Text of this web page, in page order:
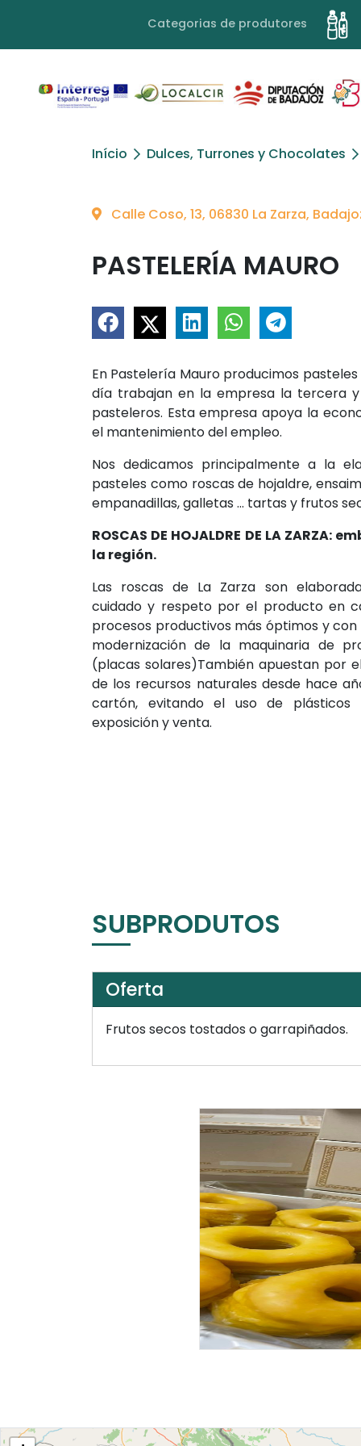
Categorias de produtores
Início Dulces, Turrones y Chocolates
Calle Coso, 13, 06830 La Zarza,
PASTELERÍA MAURO
En Pastelería Mauro producimos pasteles
día trabajan en la empresa la tercera
pasteleros. Esta empresa apoya la
el mantenimiento del empleo.
Nos dedicamos principalmente a la
pasteles como roscas de hojaldre,
empanadillas, galletas ... tartas y frutos
ROSCAS DE HOJALDRE DE LA
la región.
Las roscas de La Zarza son
cuidado y respeto por el producto en
procesos productivos más óptimos y
modernización de la maquinaria de
(placas solares)También apuestan por
de los recursos naturales desde hace
cartón, evitando el uso de
exposición y venta.
SUBPRODUTOS
Oferta
Frutos secos tostados o garrapiñados.